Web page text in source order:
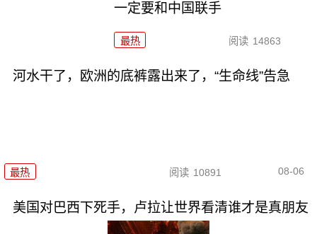
一定要和中国联手
最热 阅读 14863
河水干了，欧洲的底裤露出来了，“生命线”告急
最热 阅读 10891 08-06
美国对巴西下死手，卢拉让世界看清谁才是真朋友